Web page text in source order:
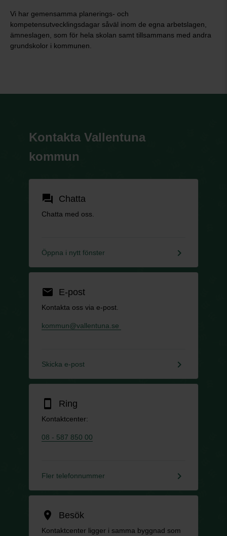
Vi har gemensamma planerings- och
kompetensutvecklingsdagar såväl inom de egna arbetslagen,
ämneslagen, som för hela skolan samt tillsammans med andra
grundskolor i kommunen.
Kontakta Vallentuna
kommun
forum Chatta
Chatta med oss.
Öppna i nytt fönster keyboard_arrow_right
email E-post
Kontakta oss via e-post.
kommun@vallentuna.se
Skicka e-post keyboard_arrow_right
smartphone Ring
Kontaktcenter:
08 - 587 850 00
Fler telefonnummer keyboard_arrow_right
location_on Besök
Kontaktcenter ligger i samma byggnad som